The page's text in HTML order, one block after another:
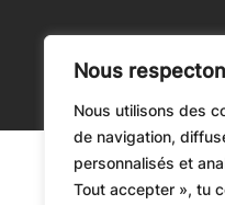
Nous
Nous utilisons des
de navigation,
personnalisés et
Tout accepter », tu